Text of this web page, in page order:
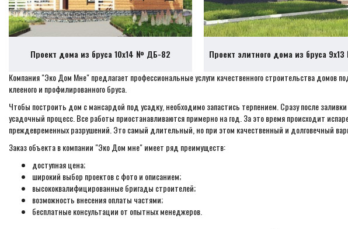
Проект дома из бруса 10х14 № ДБ-82
Проект элитного дома из бруса
Компания "Эко Дом Мне" предлагает профессиональные услуги качественного строительства домов
клееного и профилированного бруса.
Чтобы построить дом с мансардой под усадку, необходимо запастись терпением. Сразу после
усадочный процесс. Все работы приостанавливаются примерно на год. За это время происходит
преждевременных разрушений. Это самый длительный, но при этом качественный и долговечный
Заказ объекта в компании "Эко Дом мне" имеет ряд преимуществ:
доступная цена;
широкий выбор проектов с фото и описанием;
высококвалифицированные бригады строителей;
возможность внесения оплаты частями;
бесплатные консультации от опытных менеджеров.